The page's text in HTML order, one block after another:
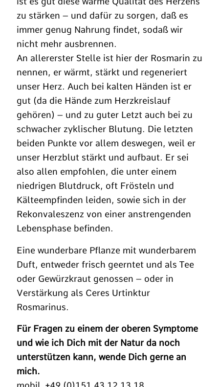
zu stärken – und dafür zu sorgen, daß es
immer genug Nahrung findet, sodaß wir
nicht mehr ausbrennen.
An allererster Stelle ist hier der Rosmarin zu
nennen, er wärmt, stärkt und regeneriert
unser Herz. Auch bei kalten Händen ist er
gut (da die Hände zum Herzkreislauf
gehören) – und zu guter Letzt auch bei zu
schwacher zyklischer Blutung. Die letzten
beiden Punkte vor allem deswegen, weil er
unser Herzblut stärkt und aufbaut. Er sei
also allen empfohlen, die unter einem
niedrigen Blutdruck, oft Frösteln und
Kälteempfinden leiden, sowie sich in der
Rekonvaleszenz von einer anstrengenden
Lebensphase befinden.
Eine wunderbare Pflanze mit wunderbarem
Duft, entweder frisch geerntet und als Tee
oder Gewürzkraut genossen – oder in
Verstärkung als Ceres Urtinktur
Rosmarinus.
Für Fragen zu einem der oberen Symptome
und wie ich Dich mit der Natur da noch
unterstützen kann, wende Dich gerne an
mich.